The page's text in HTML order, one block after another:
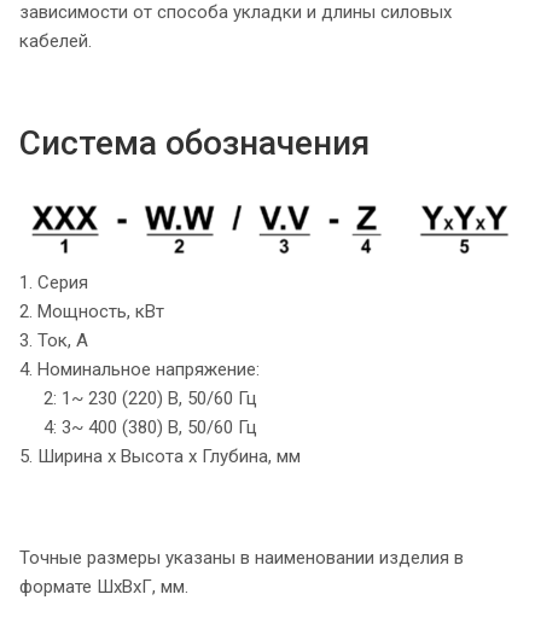
зависимости от способа укладки и длины силовых
кабелей.
Система обозначения
1. Серия
2. Мощность, кВт
3. Ток, А
4. Номинальное напряжение:
2: 1~ 230 (220) B, 50/60 Гц
4: 3~ 400 (380) B, 50/60 Гц
5. Ширина х Высота х Глубина, мм
Точные размеры указаны в наименовании изделия в
формате ШхВхГ, мм.